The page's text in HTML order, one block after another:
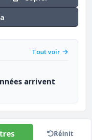
Tout voir
arrivent
Réinit